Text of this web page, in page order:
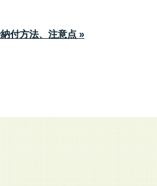
付方法、注意点 »